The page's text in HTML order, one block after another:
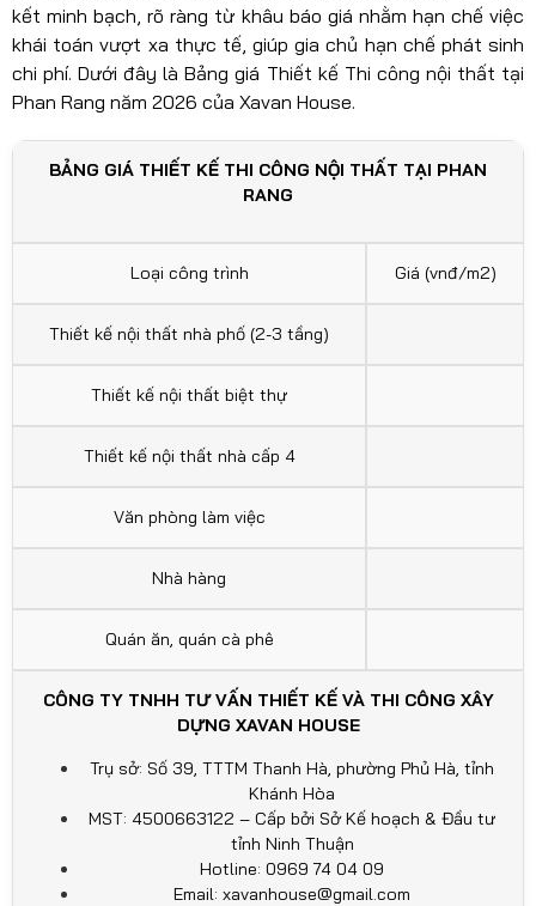
kết minh bạch, rõ ràng từ khâu báo giá nhằm hạn chế việc
khái toán vượt xa thực tế, giúp gia chủ hạn chế phát sinh
chi phí. Dưới đây là Bảng giá Thiết kế Thi công nội thất tại
Phan Rang năm 2026 của Xavan House.
BẢNG GIÁ THIẾT KẾ THI CÔNG NỘI THẤT TẠI PHAN
RANG
Loại công trình Giá (vnđ/m2)
Thiết kế nội thất nhà phố (2-3 tầng)
Thiết kế nội thất biệt thự
Thiết kế nội thất nhà cấp 4
Văn phòng làm việc
Nhà hàng
Quán ăn, quán cà phê
CÔNG TY TNHH TƯ VẤN THIẾT KẾ VÀ THI CÔNG XÂY
DỰNG XAVAN HOUSE
Trụ sở: Số 39, TTTM Thanh Hà, phường Phủ Hà, tỉnh
Khánh Hòa
MST: 4500663122 – Cấp bởi Sở Kế hoạch & Đầu tư
tỉnh Ninh Thuận
Hotline: 0969 74 04 09
Email: xavanhouse@gmail.com